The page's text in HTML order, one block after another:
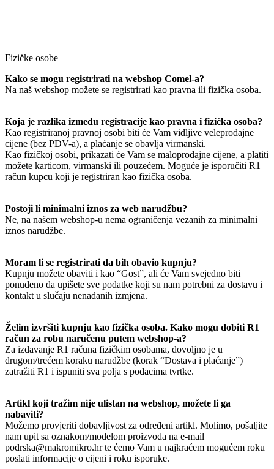
Fizičke osobe
Kako se mogu registrirati na webshop Comel-a?
Na naš webshop možete se registrirati kao pravna ili fizička osoba.
Koja je razlika između registracije kao pravna i fizička osoba?
Kao registriranoj pravnoj osobi biti će Vam vidljive veleprodajne
cijene (bez PDV-a), a plaćanje se obavlja virmanski.
Kao fizičkoj osobi, prikazati će Vam se maloprodajne cijene, a platiti
možete karticom, virmanski ili pouzećem. Moguće je isporučiti R1
račun kupcu koji je registriran kao fizička osoba.
Postoji li minimalni iznos za web narudžbu?
Ne, na našem webshop-u nema ograničenja vezanih za minimalni
iznos narudžbe.
Moram li se registrirati da bih obavio kupnju?
Kupnju možete obaviti i kao “Gost”, ali će Vam svejedno biti
ponuđeno da upišete sve podatke koji su nam potrebni za dostavu i
kontakt u slučaju nenadanih izmjena.
Želim izvršiti kupnju kao fizička osoba. Kako mogu dobiti R1
račun za robu naručenu putem webshop-a?
Za izdavanje R1 računa fizičkim osobama, dovoljno je u
drugom/trećem koraku narudžbe (korak “Dostava i plaćanje”)
zatražiti R1 i ispuniti sva polja s podacima tvrtke.
Artikl koji tražim nije ulistan na webshop, možete li ga
nabaviti?
Možemo provjeriti dobavljivost za određeni artikl. Molimo, pošaljite
nam upit sa oznakom/modelom proizvoda na e-mail
podrska@makromikro.hr te ćemo Vam u najkraćem mogućem roku
poslati informacije o cijeni i roku isporuke.